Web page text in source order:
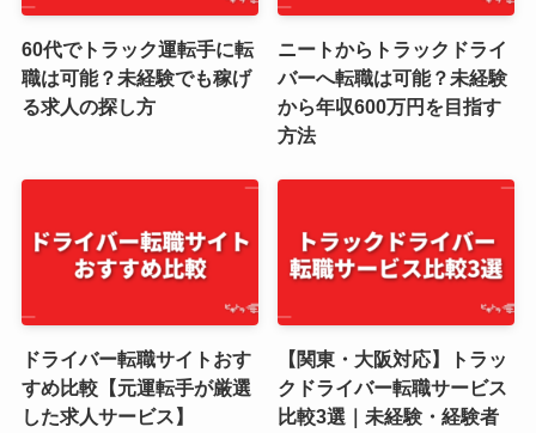
60代でトラック運転手に転
職は可能？未経験でも稼げ
る求人の探し方
ニートからトラックドライ
バーへ転職は可能？未経験
から年収600万円を目指す
方法
ドライバー転職サイトおす
すめ比較【元運転手が厳選
した求人サービス】
【関東・大阪対応】トラッ
クドライバー転職サービス
比較3選｜未経験・経験者